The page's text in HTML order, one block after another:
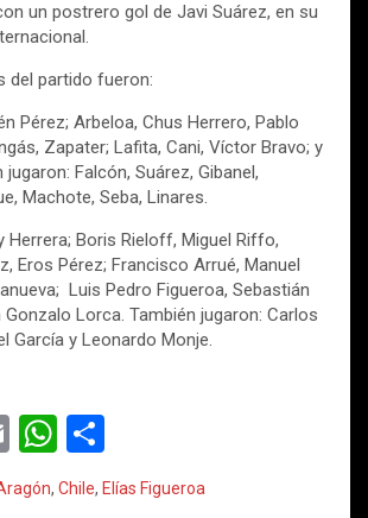
un postrero gol de Javi Suárez, en su
del partido fueron:
Pérez; Arbeloa, Chus Herrero, Pablo
Zapater; Lafita, Cani, Víctor Bravo; y
Falcón, Suárez, Gibanel,
Machote, Seba, Linares.
Herrera; Boris Rieloff, Miguel Riffo,
Eros Pérez; Francisco Arrué, Manuel
Luis Pedro Figueroa, Sebastián
Lorca. También jugaron: Carlos
García y Leonardo Monje.
E
m
W
h
o
, Chile, Elías Figueroa